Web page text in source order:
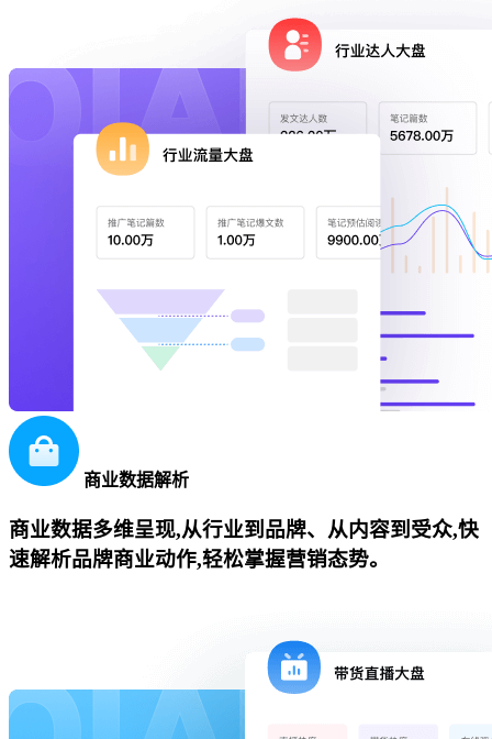
商业数据解析
商业数据多维呈现,从行业到品牌、从内容到受众,快
速解析品牌商业动作,轻松掌握营销态势。